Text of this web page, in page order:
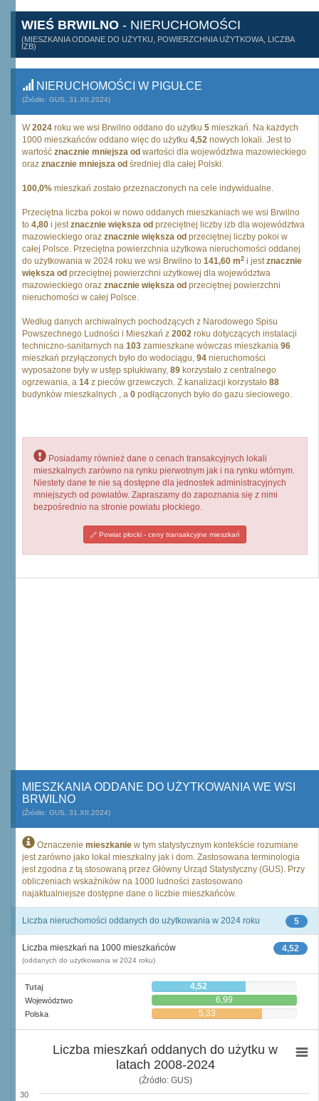
WIEŚ BRWILNO - NIERUCHOMOŚCI
(MIESZKANIA ODDANE DO UŻYTKU, POWIERZCHNIA UŻYTKOWA, LICZBA
IZB)
NIERUCHOMOŚCI W PIGUŁCE
(Źródło: GUS, 31.XII.2024)
W2024 roku we wsi Brwilno oddano do użytku 5 mieszkań. Na każdych
1000 mieszkańców oddano więc do użytku 4,52 nowych lokali. Jest to
wartość znacznie mniejsza od wartości dla województwa mazowieckiego
oraz znacznie mniejsza od średniej dla całej Polski.
100,0% mieszkań zostało przeznaczonych na cele indywidualne.
Przeciętna liczba pokoi w nowo oddanych mieszkaniach we wsi Brwilno
to 4,80 i jestznacznie większa od przeciętnej liczby izb dla województwa
mazowieckiego oraz znacznie większa od przeciętnej liczby pokoi w
całej Polsce. Przeciętna powierzchnia użytkowa nieruchomości oddanej
do użytkowania w 2024 roku we wsi Brwilno to 141,60 m2 i jestznacznie
większa od przeciętnej powierzchni użytkowej dla województwa
mazowieckiego oraz znacznie większa od przeciętnej powierzchni
nieruchomości w całej Polsce.
Według danych archiwalnych pochodzących z Narodowego Spisu
Powszechnego Ludności i Mieszkań z 2002 roku dotyczących instalacji
techniczno-sanitarnych na 103 zamieszkane wówczas mieszkania 96
mieszkań przyłączonych było do wodociągu, 94 nieruchomości
wyposażone były w ustęp spłukiwany, 89 korzystało z centralnego
ogrzewania, a 14 z pieców grzewczych. Z kanalizacji korzystało 88
budynków mieszkalnych , a 0 podłączonych było do gazu sieciowego.
Posiadamy również dane o cenach transakcyjnych lokali
mieszkalnych zarówno na rynku pierwotnym jak i na rynku wtórnym.
Niestety dane te nie są dostępne dla jednostek administracyjnych
mniejszych od powiatów. Zapraszamy do zapoznania się z nimi
bezpośrednio na stronie powiatu płockiego.
Powiat płocki - ceny transakcyjne mieszkań
MIESZKANIA ODDANE DO UŻYTKOWANIA WE WSI
BRWILNO
(Źródło: GUS, 31.XII.2024)
Oznaczenie mieszkanie w tym statystycznym kontekście rozumiane
jest zarówno jako lokal mieszkalny jak i dom. Zastosowana terminologia
jest zgodna z tą stosowaną przez Główny Urząd Statystyczny (GUS). Przy
obliczeniach wskaźników na 1000 ludności zastosowano
najaktualniejsze dostępne dane o liczbie mieszkańców.
5
Liczba nieruchomości oddanych do użytkowania w 2024 roku
4,52
Liczba mieszkań na 1000 mieszkańców
(oddanych do użytkowania w 2024 roku)
Tutaj 4,52
Województwo 6,99
Polska 5,33
Liczba mieszkań oddanych do użytku w
latach 2008-2024
(Źródło: GUS)
30